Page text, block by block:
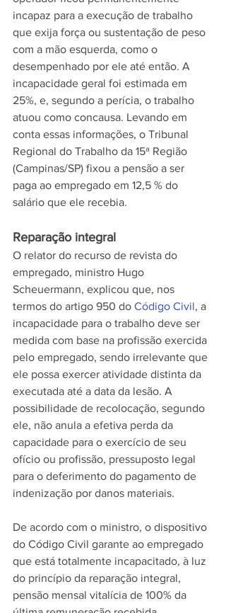
incapaz para a execução de trabalho
que exija força ou sustentação de peso
com a mão esquerda, como o
desempenhado por ele até então. A
incapacidade geral foi estimada em
25%, e, segundo a perícia, o trabalho
atuou como concausa. Levando em
conta essas informações, o Tribunal
Regional do Trabalho da 15ª Região
(Campinas/SP) fixou a pensão a ser
paga ao empregado em 12,5 % do
salário que ele recebia.
Reparação integral
O relator do recurso de revista do
empregado, ministro Hugo
Scheuermann, explicou que, nos
termos do artigo 950 do Código Civil, a
incapacidade para o trabalho deve ser
medida com base na profissão exercida
pelo empregado, sendo irrelevante que
ele possa exercer atividade distinta da
executada até a data da lesão. A
possibilidade de recolocação, segundo
ele, não anula a efetiva perda da
capacidade para o exercício de seu
ofício ou profissão, pressuposto legal
para o deferimento do pagamento de
indenização por danos materiais.
De acordo com o ministro, o dispositivo
do Código Civil garante ao empregado
que está totalmente incapacitado, à luz
do princípio da reparação integral,
pensão mensal vitalícia de 100% da